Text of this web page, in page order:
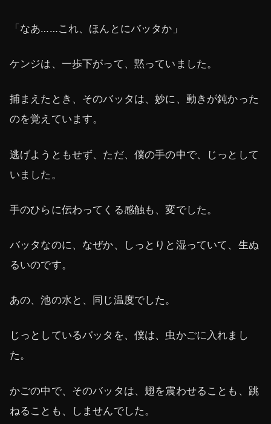
「なあ……これ、ほんとにバッタか」
ケンジは、一歩下がって、黙っていました。
捕まえたとき、そのバッタは、妙に、動きが鈍かった
のを覚えています。
逃げようともせず、ただ、僕の手の中で、じっとして
いました。
手のひらに伝わってくる感触も、変でした。
バッタなのに、なぜか、しっとりと湿っていて、生ぬ
るいのです。
あの、池の水と、同じ温度でした。
じっとしているバッタを、僕は、虫かごに入れまし
た。
かごの中で、そのバッタは、翅を震わせることも、跳
ねることも、しませんでした。